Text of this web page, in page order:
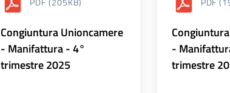
Congiuntura Unioncamere
- Manifattura - 4°
trimestre 2025
-
trimestre